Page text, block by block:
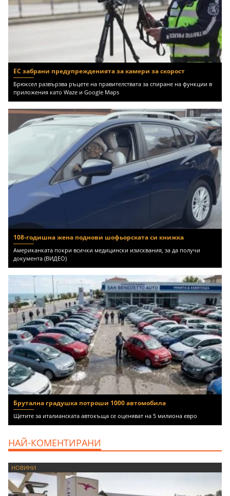
ЕС забрани предупрежденията за камери за скорост
Брюксел развързва ръцете на правителствата за спиране на функции в
приложения като Waze и Google Maps
108-годишна жена поднови шофьорската си книжка
Американката покри всички медицински изисквания, за да получи
документа (ВИДЕО)
Брутална градушка потроши 1000 автомобила
Щетите за италианската автокъща се оценяват на 5 милиона евро
НАЙ-КОМЕНТИРАНИ
НОВИНИ